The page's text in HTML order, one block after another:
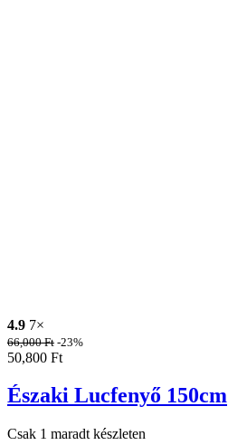
4.9 7×
66,000Ft -23%
50,800 Ft
Északi Lucfenyő 150cm
Csak 1 maradt készleten